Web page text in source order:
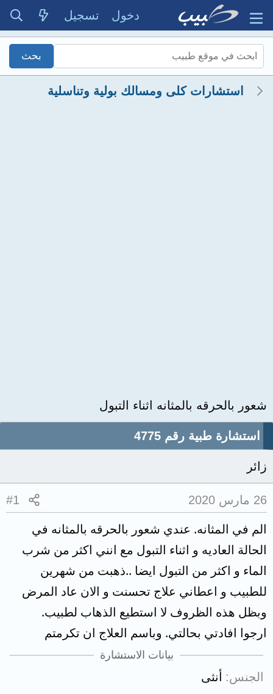
دخول تسجيل
استشارات كلى ومسالك بولية وتناسلية
شعور بالحرقه بالمثانه اثناء التبول
استشارة طبية رقم 4775
زائر
26 مارس 2020 #1
الم في المثانه. عندي شعور بالحرقه بالمثانه في
الحالة العاديه و اثناء التبول مع انني اكثر من شرب
الماء و اكثر من التبول ايضا ..ذهبت من شهرين
للطبيب و اعطاني علاج تحسنت و الان عاد المرض
وبظل هذه الظروف لا استطيع الذهاب لطبيب.
ارجوا افادتي بحالتي. وباسم العلاج ان تكرمتم
بيانات الاستشارة
الجنس
أنثى